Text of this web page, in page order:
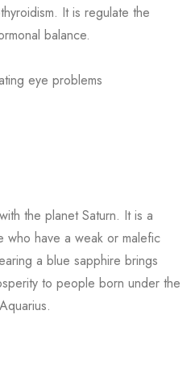
It is regulate the
balance.
eye problems
the planet Saturn. It is a
have a weak or malefic
a blue sapphire brings
to people born under the